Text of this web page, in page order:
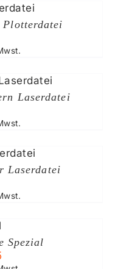
Plotterdatei
Laserdatei
Laserdatei
Spezial